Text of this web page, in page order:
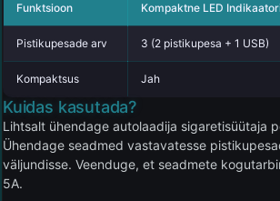
Funktsioon Kompaktne LED
Pistikupesade arv 3 (2 pistikupesa + 1 USB)
Kompaktsus Jah
Kuidas kasutada?
Lihtsalt ühendage autolaadija sigaretisüütaja
Ühendage seadmed vastavatesse
väljundisse. Veenduge, et seadmete
5A.